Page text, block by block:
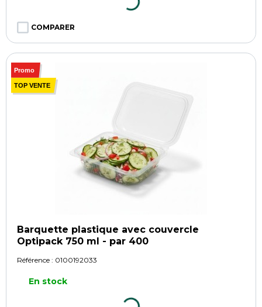
COMPARER
Promo
TOP VENTE
Barquette plastique avec couvercle
Optipack 750 ml - par 400
Référence : 0100192033
En stock